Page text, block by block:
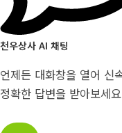
천우상사 AI 채팅
언제든 대화창을 열어 신
정확한 답변을 받아보세